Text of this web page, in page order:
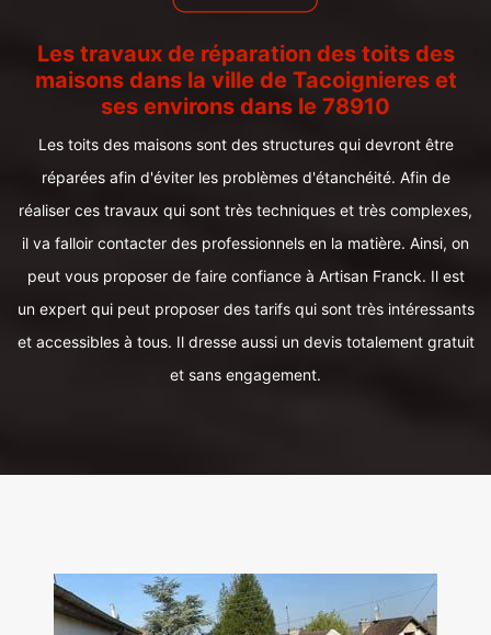
Les travaux de réparation des toits des
maisons dans la ville de Tacoignieres et
ses environs dans le 78910
Les toits des maisons sont des structures qui devront être
réparées afin d'éviter les problèmes d'étanchéité. Afin de
réaliser ces travaux qui sont très techniques et très complexes,
il va falloir contacter des professionnels en la matière. Ainsi, on
peut vous proposer de faire confiance à Artisan Franck. Il est
un expert qui peut proposer des tarifs qui sont très intéressants
et accessibles à tous. Il dresse aussi un devis totalement gratuit
et sans engagement.